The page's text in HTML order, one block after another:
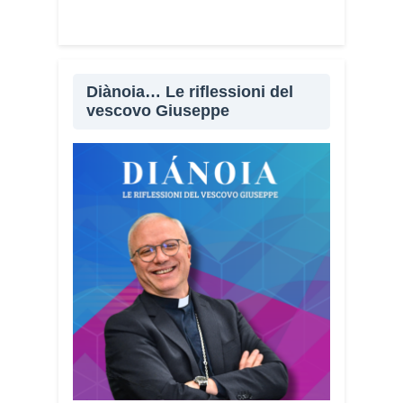
significa costruire uno scudo mentale
Il Vademecum è disponibile
gratuitamente. Perché questa scelta?
Perché difendersi dalle truffe significa
difendere la dignità delle persone. Ho
voluto che questo strumento fosse
accessibile a tutti, senza alcun fine
commerciale, così da raggiungere il
maggior numero possibile di cittadini. È
anche un modo per dire a chi è stato
vittima di una truffa che non è solo.
Diànoia… Le riflessioni del
vescovo Giuseppe